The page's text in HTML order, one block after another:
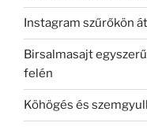
Instagram szűrőkön
Birsalmasajt
felén
Köhögés és